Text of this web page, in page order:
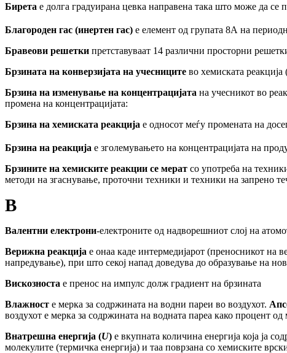
Бирета е долга градуирана цевка направена така што може да се
Благороден гас (инертен гас) е елемент од групата 8А на
Бравеови решетки претставуваат 14 различни просторни
Брзината на конверзијата на учесниците во хемиската
Брзина на изменување на концентрацијата на учесникот во
промена на концентрацијата:
Брзина на хемиската реакција е односот меѓу промената на
Брзина на реакција е зголемувањето на концентрацијата на
Брзините на хемиските реакции се мерат со употреба на
методи на згаснување, проточни техники и техники на запрено
В
Валентни електрони-електроните од надворешниот слој на
Верижна реакција е онаа каде интермедијарот (преносникот на
напредување), при што секој напад доведува до образување на
Вискозноста е пренос на импулс долж градиент на брзината
Влажност е мерка за содржината на водни пареи во воздухот.
воздухот е мерка за содржината на водната пареа како процент
Внатрешна енергија (U) е вкупната количина енергија која ја
молекулите (термичка енергија) и таа поврзана со хемиските